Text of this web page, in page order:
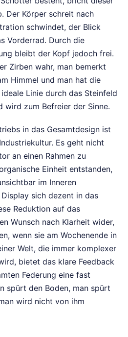
Der Körper schreit nach
schwindet, der Blick
Vorderrad. Durch die
bleibt der Kopf jedoch frei.
Zirben wahr, man bemerkt
Himmel und man hat die
Linie durch das Steinfeld
wird zum Befreier der Sinne.
in das Gesamtdesign ist
Es geht nicht
an einen Rahmen zu
Einheit entstanden,
im Inneren
sich dezent in das
Reduktion auf das
Wunsch nach Klarheit wider,
wenn sie am Wochenende in
Welt, die immer komplexer
bietet das klare Feedback
Federung eine fast
spürt den Boden, man spürt
wird nicht von ihm